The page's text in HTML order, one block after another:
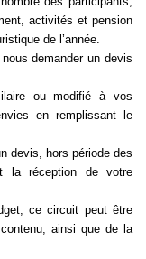
activités et pension
de l’année.
demander un devis
ou modifié à vos
en remplissant le
devis, hors période des
la réception de votre
ce circuit peut être
ainsi que de la